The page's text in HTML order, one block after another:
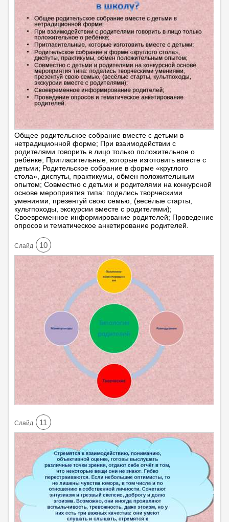
Общее родительское собрание вместе с детьми в
нетрадиционной форме; При взаимодействии с
родителями говорить в лицо только положительное о
ребёнке; Пригласительные, которые изготовить вместе с
детьми; Родительское собрание в форме «круглого
стола», диспуты, практикумы, обмен положительным
опытом; Совместно с детьми и родителями на конкурсной
основе мероприятия типа: поделись творческими
умениями, презентуй свою семью, (весёлые старты,
культпоходы, экскурсии вместе с родителями);
Своевременное информирование родителей; Проведение
опросов и тематическое анкетирование родителей.
Cлайд 10
Cлайд 11